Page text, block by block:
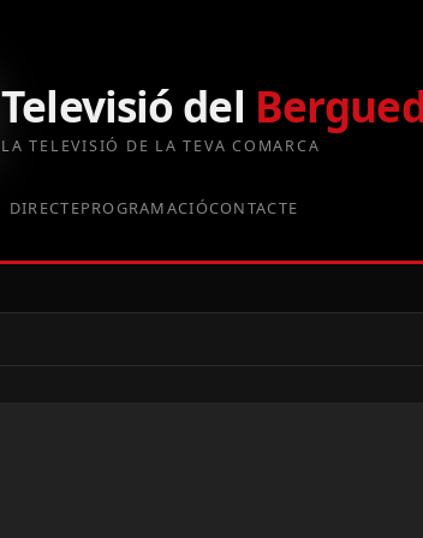
Televisió del
LA TELEVISIÓ DE LA TEVA COMARCA
DIRECTEPROGRAMACIÓCONTACTE